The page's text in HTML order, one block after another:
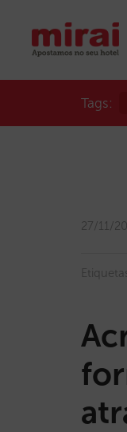
Tags:
27/11/